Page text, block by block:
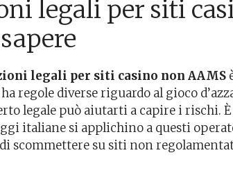
legali per siti
legali per siti casino non AAMS
regole diverse riguardo al gioco
legale può aiutarti a capire i rischi.
italiane si applichino a questi
scommettere su siti non